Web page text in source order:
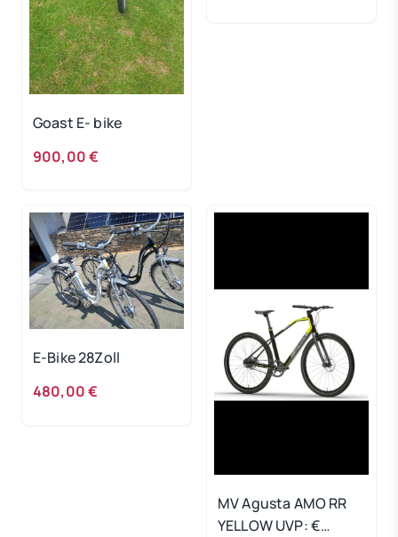
Goast E- bike
900,00 €
E-Bike 28Zoll
480,00 €
MV Agusta AMO RR
YELLOW UVP: €